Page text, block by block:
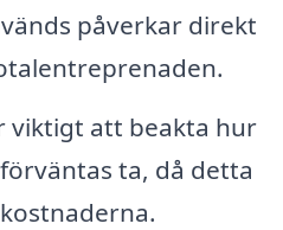
påverkar direkt
viktigt att beakta hur
ta, då detta